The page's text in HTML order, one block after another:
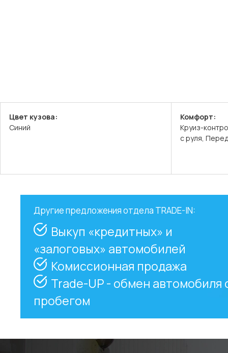
Цвет кузова:
Синий
Комфорт:
Круиз-
с руля,
Другие предложения отдела TRADE-IN:
Выкуп «кредитных» и
«залоговых» автомобилей
Комиссионная продажа
Trade-UP - обмен автомобиля
пробегом